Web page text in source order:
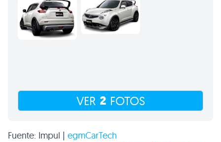
VER 2 FOTOS
Fuente: Impul | egmCarTech